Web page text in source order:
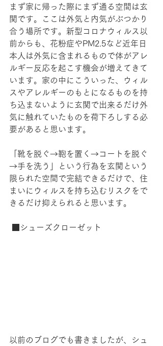
まず家に帰った際にまず通る空間は玄
関です。ここは外気と内気がぶつかり
合う場所です。新型コロナウィルス以
前からも、花粉症やPM2.5など近年日
本人は外気に含まれるもので体がアレ
ルギー反応を起こす機会が増えてきて
います。家の中にこういった、ウィル
スやアレルギーのもとになるものを持
ち込まないように玄関で出来るだけ外
気に触れていたものを荷下ろしする必
要があると思います。
「靴を脱ぐ→鞄を置く→コートを脱ぐ
→手を洗う」という行為を玄関という
限られた空間で完結できるだけで、住
まいにウィルスを持ち込むリスクをで
きるだけ抑えられると思います。
■シューズクローゼット
以前のブログでも書きましたが、シュ